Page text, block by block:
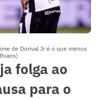
de Dorival Jr é o que menos
folga ao
para o